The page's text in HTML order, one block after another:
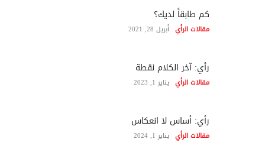
كم طابقاً لديك؟
مقالات الرأي أبريل 28, 2021
رأي: آخر الكلام نقطة
مقالات الرأي يناير 1, 2023
رأي: أساس لا انعكاس
مقالات الرأي يناير 1, 2024